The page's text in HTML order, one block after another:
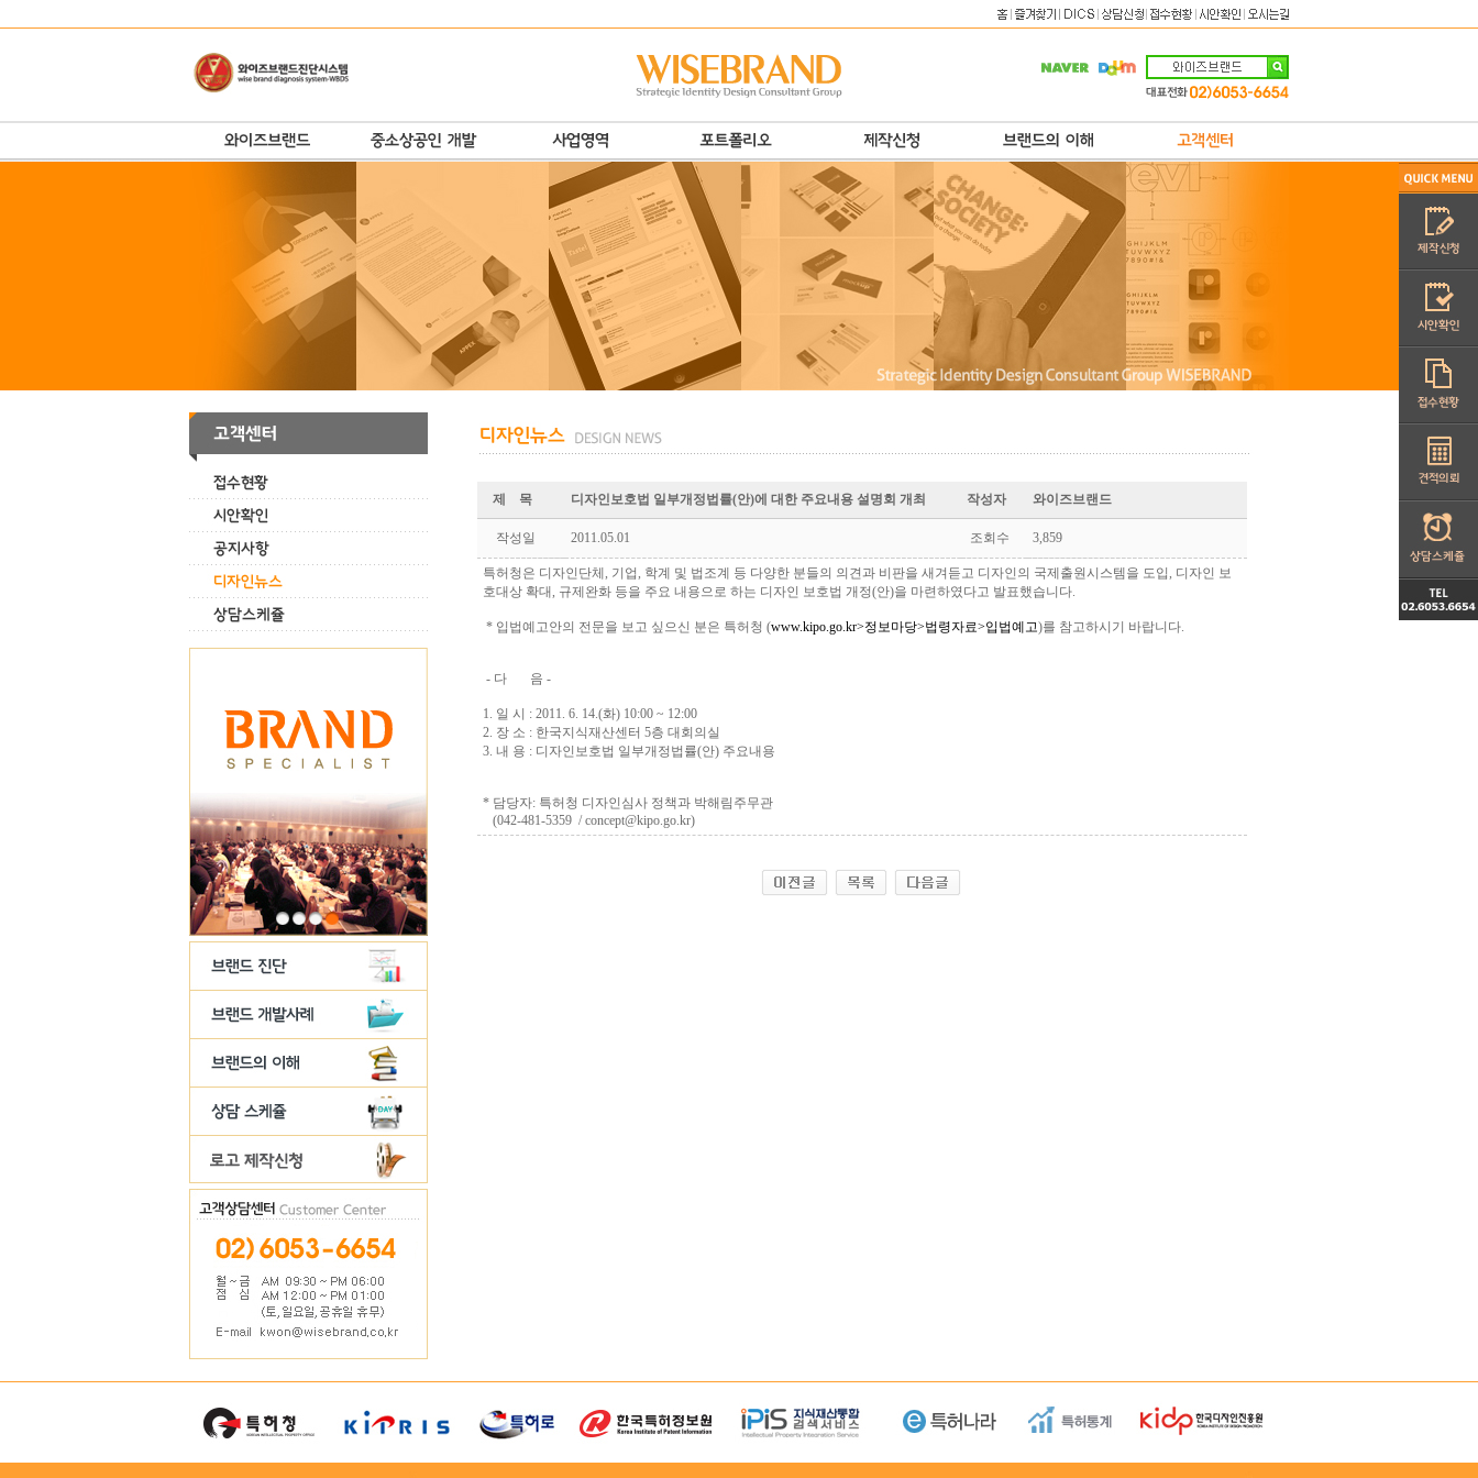
제 목 디자인보호법 일부개정법률(안)에 대한 주요내용 설명회 개최 작성자 와이즈브랜드
작성일 2011.05.01 조회수 3,859
특허청은 디자인단체, 기업, 학계 및 법조계 등 다양한 분들의 의견과 비판을 새겨듣고 디자인의 국제출원시스템을 도입, 디자인 보
호대상 확대, 규제완화 등을 주요 내용으로 하는 디자인 보호법 개정(안)을 마련하였다고 발표했습니다.
* 입법예고안의 전문을 보고 싶으신 분은 특허청 (www.kipo.go.kr>정보마당>법령자료>입법예고)를 참고하시기 바랍니다.
- 다 음 -
1. 일 시 : 2011. 6. 14.(화) 10:00 ~ 12:00
2. 장 소 : 한국지식재산센터 5층 대회의실
3. 내 용 : 디자인보호법 일부개정법률(안) 주요내용
* 담당자: 특허청 디자인심사 정책과 박해림주무관
(042-481-5359 / concept@kipo.go.kr)